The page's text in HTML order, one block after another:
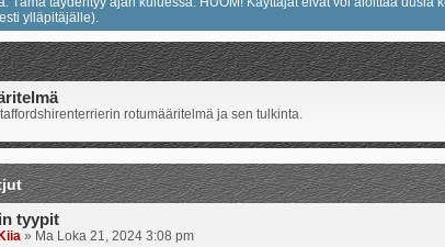
ylläpitäjälle).
rotumääritelmä ja sen tulkinta.
tyypit
» Ma Loka 21, 2024 3:08 pm